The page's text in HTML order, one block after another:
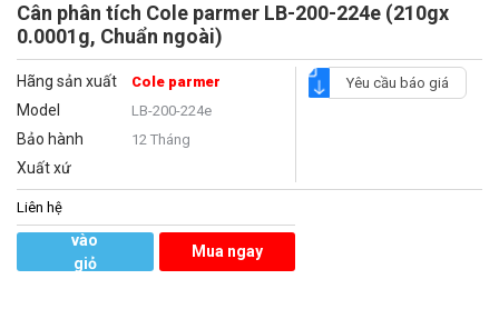
Cân phân tích Cole parmer LB-200-224e (210gx
0.0001g, Chuẩn ngoài)
Hãng sản xuất Cole parmer
Model LB-200-224e
Bảo hành 12 Tháng
Xuất xứ
Yêu cầu báo giá
Liên hệ
vào
giỏ
Mua ngay